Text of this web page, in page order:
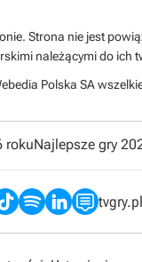
Strona nie jest
należącymi do ich
Polska SA
rokuNajlepsze gry